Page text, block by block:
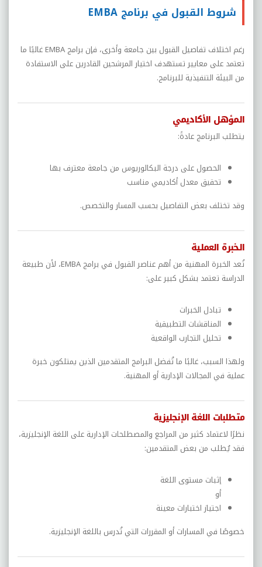
شروط القبول في برنامج EMBA
رغم اختلاف تفاصيل القبول بين جامعة وأخرى، فإن برامج EMBA غالبًا ما
تعتمد على معايير تستهدف اختيار المرشحين القادرين على الاستفادة
من البيئة التنفيذية للبرنامج.
المؤهل الأكاديمي
يتطلب البرنامج عادةً:
الحصول على درجة البكالوريوس من جامعة معترف بها
تحقيق معدل أكاديمي مناسب
وقد تختلف بعض التفاصيل بحسب المسار والتخصص.
الخبرة العملية
تُعد الخبرة المهنية من أهم عناصر القبول في برامج EMBA، لأن طبيعة
الدراسة تعتمد بشكل كبير على:
تبادل الخبرات
المناقشات التطبيقية
تحليل التجارب الواقعية
ولهذا السبب، غالبًا ما تُفضل البرامج المتقدمين الذين يمتلكون خبرة
عملية في المجالات الإدارية أو المهنية.
متطلبات اللغة الإنجليزية
نظرًا لاعتماد كثير من المراجع والمصطلحات الإدارية على اللغة الإنجليزية،
فقد يُطلب من بعض المتقدمين:
إثبات مستوى اللغة
أو
اجتياز اختبارات معينة
خصوصًا في المسارات أو المقررات التي تُدرس باللغة الإنجليزية.